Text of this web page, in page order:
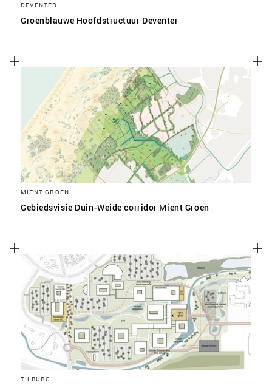
DEVENTER
Groenblauwe Hoofdstructuur Deventer
MIENT GROEN
Gebiedsvisie Duin-Weide corridor Mient Groen
TILBURG